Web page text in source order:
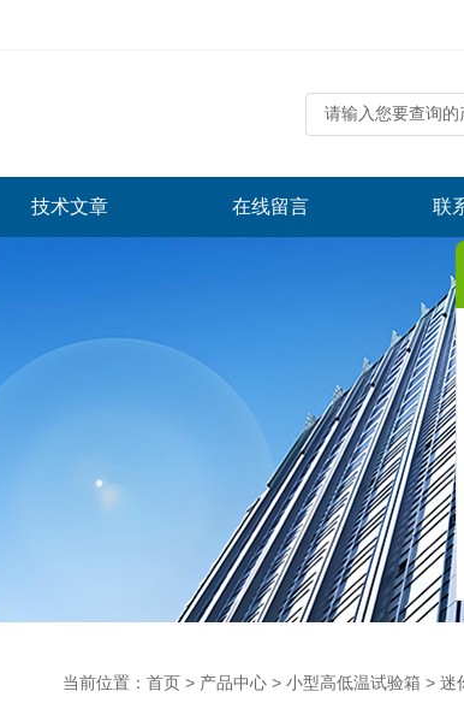
技术文章 在线留言 联
当前位置： 首页 > 产品中心 > 小型高低温试验箱 > 迷